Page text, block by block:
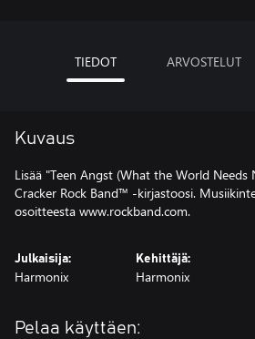
TIEDOT ARVOSTELUT
Kuvaus
Lisää "Teen Angst (What the World Needs
Cracker Rock Band™ -kirjastoosi.
osoitteesta www.rockband.com.
Julkaisija:
Harmonix
Kehittäjä:
Harmonix
Pelaa käyttäen: